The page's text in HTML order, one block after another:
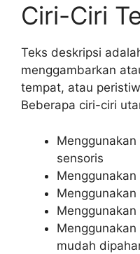
Ciri-Ciri
Teks deskripsi
menggambarkan
tempat, atau
Beberapa ciri-ciri
sensoris
Menggunakan
mudah